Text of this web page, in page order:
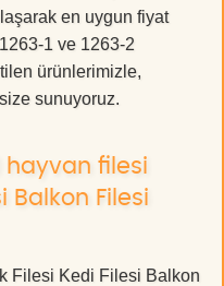
en uygun fiyat
1 ve 1263-2
ürünlerimizle,
sunuyoruz.
hayvan filesi
Balkon Filesi
Filesi Kedi Filesi Balkon